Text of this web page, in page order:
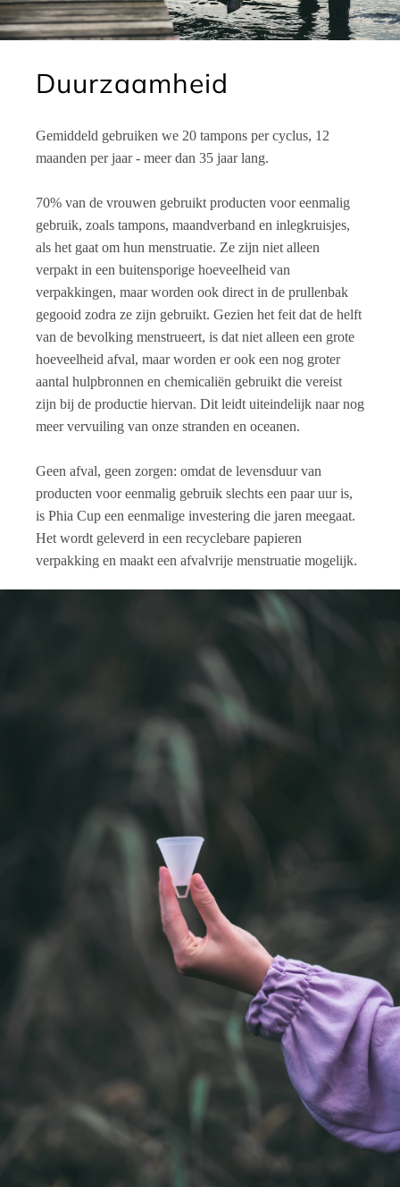
Duurzaamheid
Gemiddeld gebruiken we 20 tampons per cyclus, 12
maanden per jaar - meer dan 35 jaar lang.
70% van de vrouwen gebruikt producten voor eenmalig
gebruik, zoals tampons, maandverband en inlegkruisjes,
als het gaat om hun menstruatie. Ze zijn niet alleen
verpakt in een buitensporige hoeveelheid van
verpakkingen, maar worden ook direct in de prullenbak
gegooid zodra ze zijn gebruikt. Gezien het feit dat de helft
van de bevolking menstrueert, is dat niet alleen een grote
hoeveelheid afval, maar worden er ook een nog groter
aantal hulpbronnen en chemicaliën gebruikt die vereist
zijn bij de productie hiervan. Dit leidt uiteindelijk naar nog
meer vervuiling van onze stranden en oceanen.
Geen afval, geen zorgen: omdat de levensduur van
producten voor eenmalig gebruik slechts een paar uur is,
is Phia Cup een eenmalige investering die jaren meegaat.
Het wordt geleverd in een recyclebare papieren
verpakking en maakt een afvalvrije menstruatie mogelijk.